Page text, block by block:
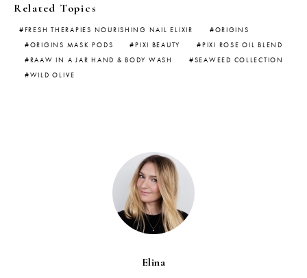
Related Topics
FRESH THERAPIES NOURISHING NAIL ELIXIR
ORIGINS
ORIGINS MASK PODS
PIXI BEAUTY
PIXI ROSE OIL BLEND
RAAW IN A JAR HAND & BODY WASH
SEAWEED COLLECTION
WILD OLIVE
Elina